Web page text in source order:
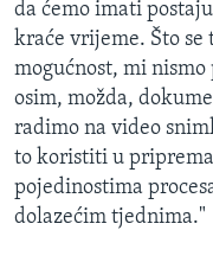
da ćemo imati
kraće vrijeme. Što
mogućnost, mi
osim, možda,
radimo na video
to koristiti u
pojedinostima
dolazećim tjednima."